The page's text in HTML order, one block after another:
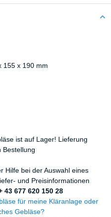
155 x 190 mm
ist auf Lager! Lieferung
Bestellung
Hilfe bei der Auswahl eines
und Preisinformationen
43 677 620 150 28
für meine Kläranlage oder
Gebläse?